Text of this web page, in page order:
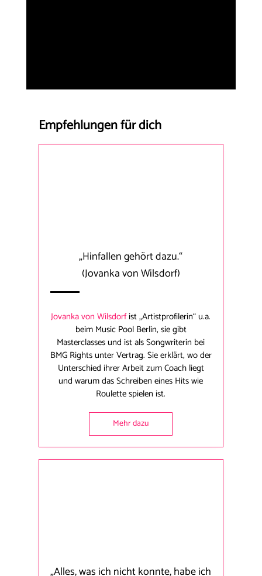
Empfehlungen für dich
„Hinfallen gehört dazu.“
(Jovanka von Wilsdorf)
Jovanka von Wilsdorfist „Artistprofilerin“ u.a.
beim Music Pool Berlin, sie gibt
Masterclasses und ist als Songwriterin bei
BMG Rights unter Vertrag. Sie erklärt, wo der
Unterschied ihrer Arbeit zum Coach liegt
und warum das Schreiben eines Hits wie
Roulette spielen ist.
Mehr dazu
„Alles, was ich nicht konnte, habe ich